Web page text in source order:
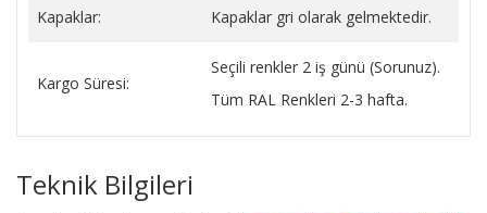
Kapaklar: Kapaklar gri olarak gelmektedir.
Kargo Süresi:
Seçili renkler 2 iş günü (Sorunuz).
Tüm RAL Renkleri 2-3 hafta.
Teknik Bilgileri